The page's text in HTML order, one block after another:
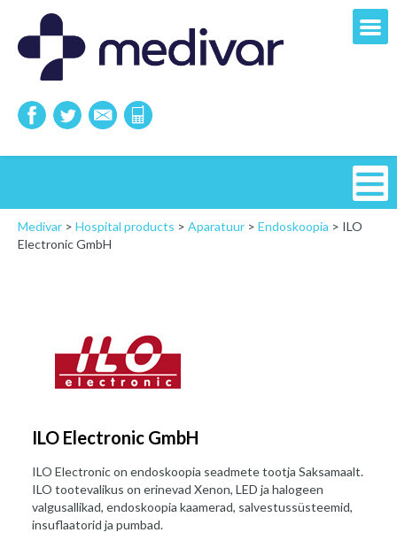
Medivar > Hospital products > Aparatuur > Endoskoopia > ILO
Electronic GmbH
ILO Electronic GmbH
ILO Electronic on endoskoopia seadmete tootja Saksamaalt.
ILO tootevalikus on erinevad Xenon, LED ja halogeen
valgusallikad, endoskoopia kaamerad, salvestussüsteemid,
insuflaatorid ja pumbad.